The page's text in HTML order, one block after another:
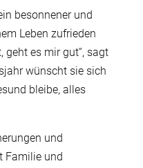
besonnener und
Leben zufrieden
geht es mir gut“, sagt
wünscht sie sich
bleibe, alles
und
Familie und